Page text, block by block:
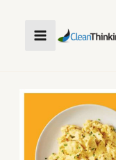
springen